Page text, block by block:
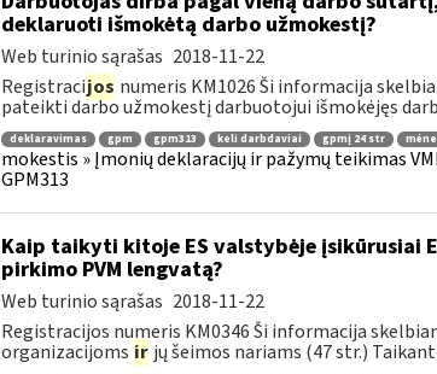
deklaruoti išmokėtą darbo užmokestį?
Web turinio sąrašas 2018-11-22
Registracijos numeris KM1026 Ši informacija
pateikti darbo užmokestį darbuotojui išmokėjęs
deklaravimas gpm gpm313 keli darbdaviai gpmį 24 str
mokestis » Įmonių deklaracijų ir pažymų teikimas
GPM313
Kaip taikyti kitoje ES valstybėje įsikūrusiai
pirkimo PVM lengvatą?
Web turinio sąrašas 2018-11-22
Registracijos numeris KM0346 Ši informacija
organizacijoms ir jų šeimos nariams (47 str.) Taikant